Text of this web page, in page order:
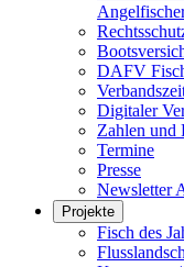
DAFV
Digitaler
Zahlen und
Termine
Presse
Newsletter
Projekte
Fisch des